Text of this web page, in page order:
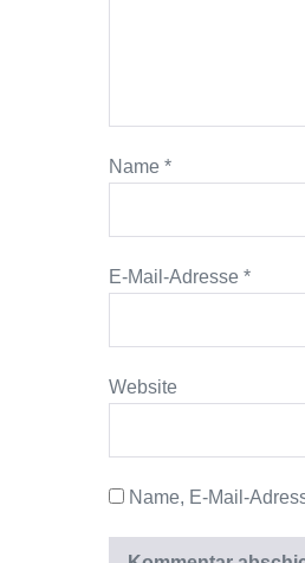
Name *
E-Mail-Adresse *
Website
Name, E-Mail-